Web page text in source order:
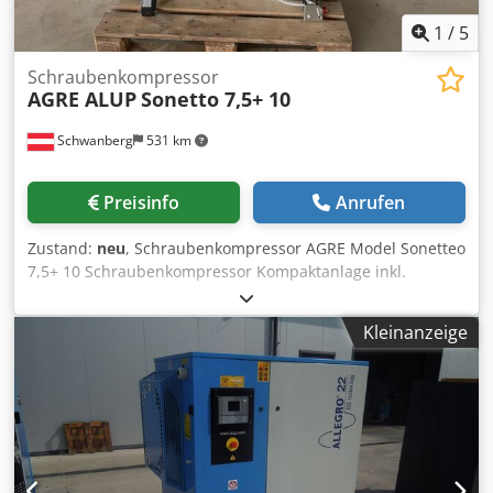
1 / 5
Schwanberg 531 km
Schraubenkompressor
AGRE ALUPSonetto 7,5+ 10
Preisinfo Anrufen
Zustand: neu, Schraubenkompressor AGRE Model Sonetteo
7,5+ 10 Schraubenkompressor Kompaktanlage inkl.
Kältetrockner und DL Behälter 270 lt. Riemenangetrieben.
Platzsparend. Preiswert. Einfache Bedienung dank
Infologic² Basic Steuerung. Effiziente Verdichterstufe.
Perfekte Lösung für Industrie- und Handwerksbetriebe.
Dedpfx Aiehun Tzsxock Überzeugende Druckluftqualität.
Kältetrockner angebaut. Ausstattung im Detail:
Verdichtungskonzept: Ölgeschmierter
Schraubenverdichter Kühlung: luftgekühlt, effizientes
Kühlsystem Antrieb: Effizienter IE3 Motor, Riemenantrieb
Kleinanzeige